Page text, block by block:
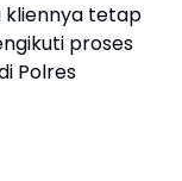
kliennya tetap
proses
Polres